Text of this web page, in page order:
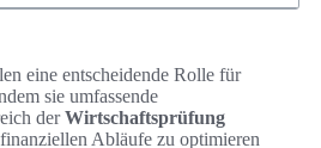
eine entscheidende Rolle für
sie umfassende
derWirtschaftsprüfung
Abläufe zu optimieren